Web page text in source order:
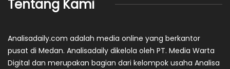
Tentang Kami
Analisadaily.com adalah media online yang berkantor
pusat di Medan. Analisadaily dikelola oleh PT. Media Warta
Digital dan merupakan bagian dari kelompok usaha Analisa